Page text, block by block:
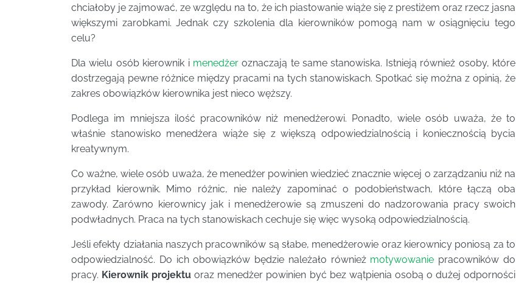
chciałoby je zajmować, ze względu na to, że ich piastowanie wiąże się z prestiżem oraz rzecz jasna
większymi zarobkami. Jednak czy szkolenia dla kierowników pomogą nam w osiągnięciu tego
celu?
Dla wielu osób kierownik i menedżeroznaczają te same stanowiska. Istnieją również osoby, które
dostrzegają pewne różnice między pracami na tych stanowiskach. Spotkać się można z opinią, że
zakres obowiązków kierownika jest nieco węższy.
Podlega im mniejsza ilość pracowników niż menedżerowi. Ponadto, wiele osób uważa, że to
właśnie stanowisko menedżera wiąże się z większą odpowiedzialnością i koniecznością bycia
kreatywnym.
Co ważne, wiele osób uważa, że menedżer powinien wiedzieć znacznie więcej o zarządzaniu niż na
przykład kierownik. Mimo różnic, nie należy zapominać o podobieństwach, które łączą oba
zawody. Zarówno kierownicy jak i menedżerowie są zmuszeni do nadzorowania pracy swoich
podwładnych. Praca na tych stanowiskach cechuje się więc wysoką odpowiedzialnością.
Jeśli efekty działania naszych pracowników są słabe, menedżerowie oraz kierownicy poniosą za to
odpowiedzialność. Do ich obowiązków będzie należało również motywowanie pracowników do
pracy. Kierownik projektu oraz menedżer powinien być bez wątpienia osobą o dużej odporności